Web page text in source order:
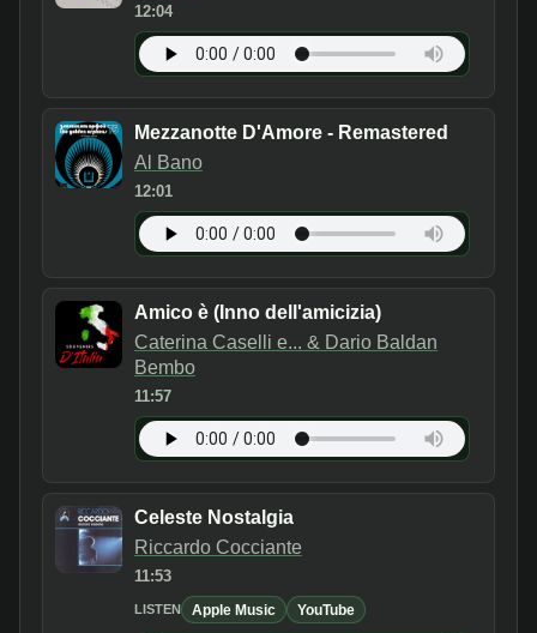
12:04
Mezzanotte D'Amore - Remastered
Al Bano
12:01
Amico è (Inno dell'amicizia)
Caterina Caselli e... & Dario Baldan
Bembo
11:57
Celeste Nostalgia
Riccardo Cocciante
11:53
LISTEN Apple Music YouTube